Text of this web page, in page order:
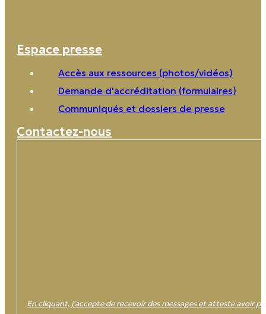
Espace presse
Accès aux ressources (photos/vidéos)
Demande d'accréditation (formulaires)
Communiqués et dossiers de presse
Contactez-nous
En cliquant, j'accepte de recevoir des messages et atteste avoir